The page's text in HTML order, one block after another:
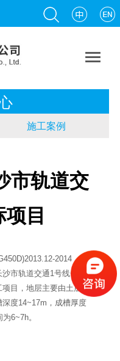

施工案例
市轨道交
目
2014
市轨道交通1号线一期1标
目，地层主要由土层、中
度14~17m，成槽厚度
6~7h。